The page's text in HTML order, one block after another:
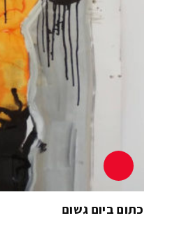
כתום ביום גשום